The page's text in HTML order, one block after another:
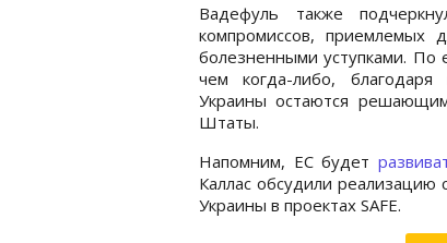
Вадефуль также
компромиссов, приемлемых
болезненными уступками.
чем когда-либо,
Украины остаются
Штаты.
Напомним, ЕС будет
Каллас обсудили реализацию
Украины в проектах SAFE.